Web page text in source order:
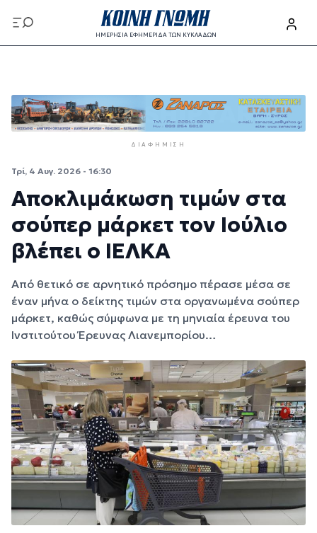
Παράκαμψη προς το κυρίως περιεχόμενο
ΗΜΕΡΗΣΙΑ ΕΦΗΜΕΡΙΔΑ ΤΩΝ ΚΥΚΛΑΔΩΝ
ΔΙΑΦΉΜΙΣΗ
Τρί, 4 Αυγ. 2026 - 16:30
Αποκλιμάκωση τιμών στα
σούπερ μάρκετ τον Ιούλιο
βλέπει ο ΙΕΛΚΑ
Από θετικό σε αρνητικό πρόσημο πέρασε μέσα σε
έναν μήνα ο δείκτης τιμών στα οργανωμένα σούπερ
μάρκετ, καθώς σύμφωνα με τη μηνιαία έρευνα του
Ινστιτούτου Έρευνας Λιανεμπορίου…